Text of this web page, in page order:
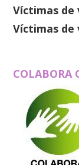
Víctimas de
Víctimas de
COLABORA